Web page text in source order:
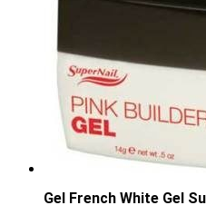
Gel French White Gel